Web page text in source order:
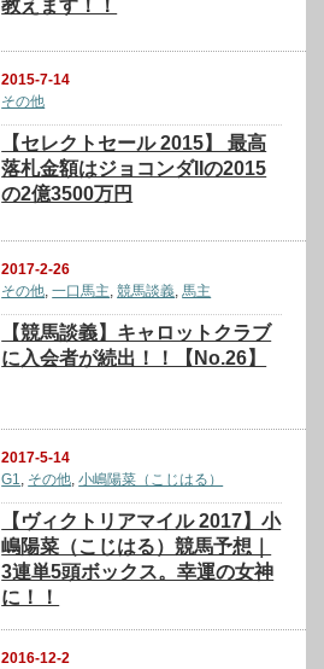
教えます！！
2015-7-14
その他
【セレクトセール 2015】 最高
落札金額はジョコンダIIの2015
の2億3500万円
2017-2-26
その他 ,一口馬主 ,競馬談義 馬主
【競馬談義】キャロットクラブ
に入会者が続出！！【No.26】
2017-5-14
G1, その他,小嶋陽菜（こじはる）
【ヴィクトリアマイル 2017】小
嶋陽菜（こじはる）競馬予想｜
3連単5頭ボックス。幸運の女神
に！！
2016-12-2